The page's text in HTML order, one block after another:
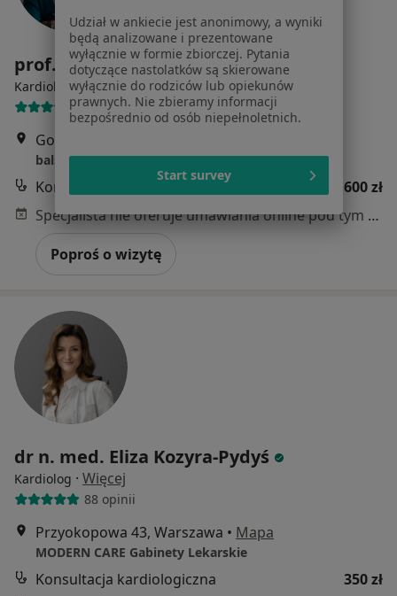
prof. dr hab. n. med. Paweł Balsam
Kardiolog, Internista· Więcej
238 opinii
Goleszowska 1, Warszawa
balsamMEDICA
Konsultacja kardiologiczna
600 zł
Specjalista nie oferuje umawiania online pod tym adresem.
Poproś o wizytę
dr n. med. Eliza Kozyra-Pydyś
Kardiolog · Więcej
88 opinii
Przyokopowa 43, Warszawa • Mapa
MODERN CARE Gabinety Lekarskie
Konsultacja kardiologiczna
350 zł
Udział w ankiecie jest anonimowy, a wyniki
będą analizowane i prezentowane
wyłącznie w formie zbiorczej. Pytania
dotyczące nastolatków są skierowane
wyłącznie do rodziców lub opiekunów
prawnych. Nie zbieramy informacji
bezpośrednio od osób niepełnoletnich.
Start survey